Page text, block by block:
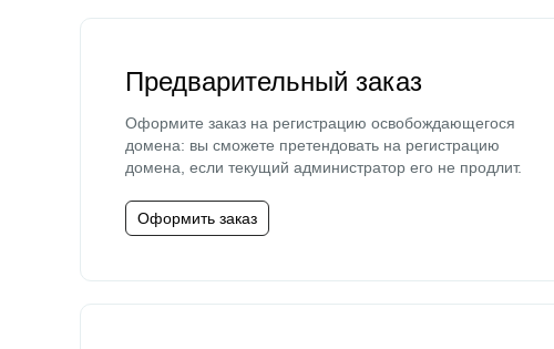
Предварительный заказ
Оформите заказ на регистрацию освобождающегося
домена: вы сможете претендовать на регистрацию
домена, если текущий администратор его не продлит.
Оформить заказ